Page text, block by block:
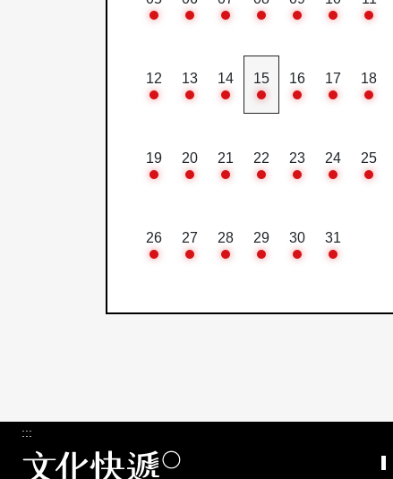
12 13 14 15 16 17 18
19 20 21 22 23 24 25
26 27 28 29 30 31
:::